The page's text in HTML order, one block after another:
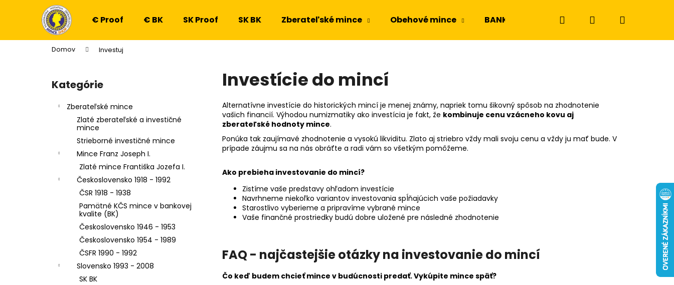
€ Proof € BK SK Proof SK BK Zberateľské mince Obehové mince BANKOVKY NGC a PMG Odznaky a
HľadaťPrihlásenieNákupný
Domov Investuj
Preskočiť
kategórie
Kategórie
Zberateľské mince
Zlaté zberateľské a investičné
mince
Strieborné investičné mince
Mince Franz Joseph I.
Zlaté mince Františka Jozefa I.
Československo 1918 - 1992
ČSR 1918 - 1938
Pamätné KČS mince v bankovej
kvalite (BK)
Československo 1946 - 1953
Československo 1954 - 1989
ČSFR 1990 - 1992
Slovensko 1993 - 2008
SK BK
Investície do mincí
Alternatívne investície do historických mincí je menej známy, napriek tomu šikovný spôsob na zhodnotenie
vašich financií. Výhodou numizmatiky ako investícia je fakt, že kombinuje cenu vzácneho kovu aj
zberateľské hodnoty mince.
Ponúka tak zaujímavé zhodnotenie a vysokú likviditu. Zlato aj striebro vždy mali svoju cenu a vždy ju mať bude. V
prípade záujmu sa na nás obráťte a radi vám so všetkým pomôžeme.
Ako prebieha investovanie do mincí?
Zistíme vaše predstavy ohľadom investície
Navrhneme niekoľko variantov investovania spĺňajúcich vaše požiadavky
Starostlivo vyberieme a pripravíme vybrané mince
Vaše finančné prostriedky budú dobre uložené pre následné zhodnotenie
FAQ - najčastejšie otázky na investovanie do mincí
Čo keď budem chcieť mince v budúcnosti predať. Vykúpite mince späť?
í
Späť
do
obchodu
Späť
do
obchodu
Odporúčame